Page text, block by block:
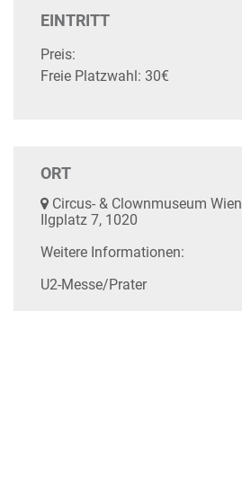
EINTRITT
Preis:
Freie Platzwahl: 30€
ORT
Circus- & Clownmuseum Wien
Ilgplatz 7, 1020
Weitere Informationen:
U2-Messe/Prater